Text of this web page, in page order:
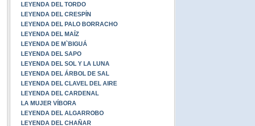
LEYENDA DEL TORDO
LEYENDA DEL CRESPÍN
LEYENDA DEL PALO BORRACHO
LEYENDA DEL MAÍZ
LEYENDA DE M`BIGUÁ
LEYENDA DEL SAPO
LEYENDA DEL SOL Y LA LUNA
LEYENDA DEL ÁRBOL DE SAL
LEYENDA DEL CLAVEL DEL AIRE
LEYENDA DEL CARDENAL
LA MUJER VÍBORA
LEYENDA DEL ALGARROBO
LEYENDA DEL CHAÑAR